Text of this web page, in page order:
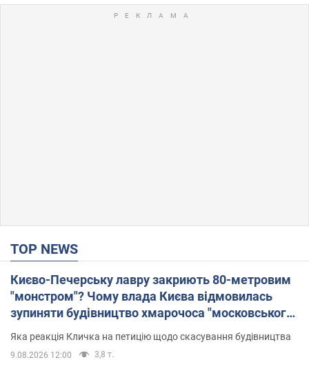
TOP NEWS
Києво-Печерську лавру закриють 80-метровим
"монстром"? Чому влада Києва відмовилась
зупиняти будівництво хмарочоса "московського
вірянина"
Яка реакція Кличка на петицію щодо скасування будівництва
9.08.2026 12:00 3,8 т.